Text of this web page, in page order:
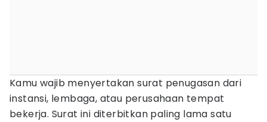
Kamu wajib menyertakan surat penugasan dari
instansi, lembaga, atau perusahaan tempat
bekerja. Surat ini diterbitkan paling lama satu